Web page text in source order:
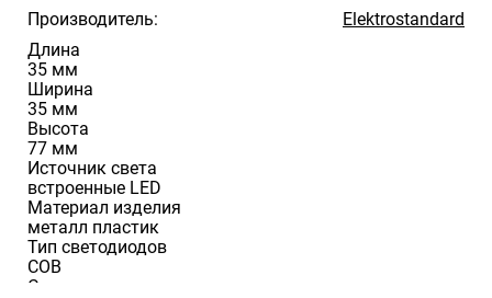
Производитель:
Elektrostandard
Длина
35 мм
Ширина
35 мм
Высота
77 мм
Источник света
встроенные LED
Материал изделия
металл пластик
Тип светодиодов
COB
Степень пылевлагозащиты